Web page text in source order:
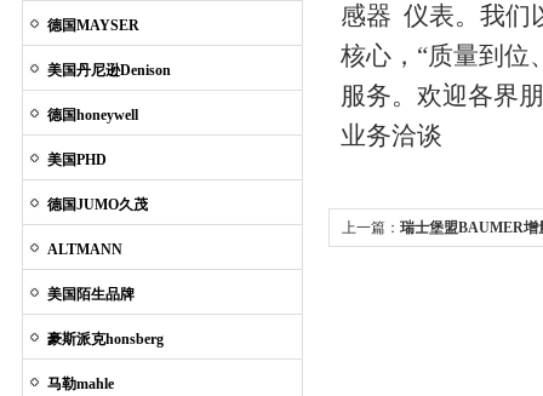
德国MAYSER
美国丹尼逊Denison
德国honeywell
美国PHD
德国JUMO久茂
ALTMANN
美国陌生品牌
豪斯派克honsberg
马勒mahle
感器 仪表。我们
核心，“质量到位
服务。欢迎各界
业务洽谈
上一篇： 瑞士堡盟BAUMER增